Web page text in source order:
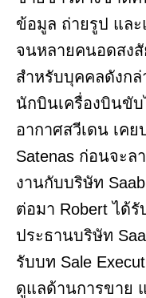
ข้อมูล ถ่ายรูป และ
จนหลายคนอดสงสั
สำหรับบุคคลดังกล่
นักบินเครื่องบินขับ
อากาศสวีเดน เคย
Satenas ก่อนจะล
งานกับบริษัท
ต่อมา Robert ได้
ประธานบริษัท
รับบท Sale
ดูแลด้านการขาย